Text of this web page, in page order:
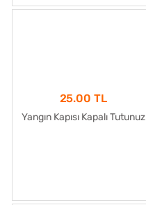
25.00 TL
Yangın Kapısı Kapalı Tutunuz